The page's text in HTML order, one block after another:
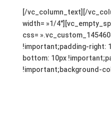
[/vc_column_text][/
width= »1/
css=
!important;padding-right:
bottom: 10px
!important;background-